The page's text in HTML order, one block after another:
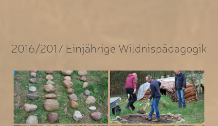
2016/2017 Einjährige Wildnispädagogik